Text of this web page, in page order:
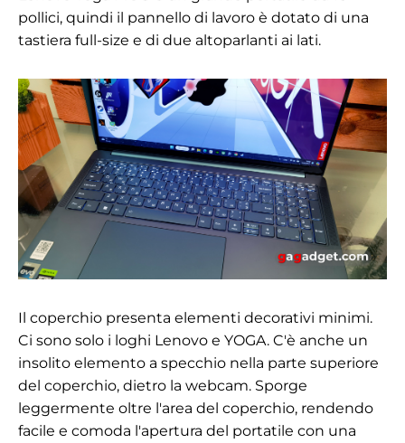
pollici, quindi il pannello di lavoro è dotato di una
tastiera full-size e di due altoparlanti ai lati.
Il coperchio presenta elementi decorativi minimi.
Ci sono solo i loghi Lenovo e YOGA. C'è anche un
insolito elemento a specchio nella parte superiore
del coperchio, dietro la webcam. Sporge
leggermente oltre l'area del coperchio, rendendo
facile e comoda l'apertura del portatile con una